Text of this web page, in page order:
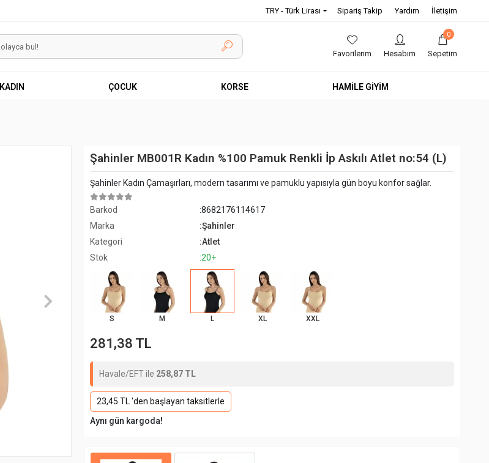
TRY - Türk Lirası Sipariş Takip Yardım İletişim
Favorilerim Hesabım
0
Sepetim
KADIN ÇOCUK KORSE HAMİLE GİYİM
Şahinler MB001R Kadın %100 Pamuk Renkli İp Askılı Atlet no:54 (L)
Şahinler Kadın Çamaşırları, modern tasarımı ve pamuklu yapısıyla gün boyu konfor sağlar.
Barkod
:8682176114617
Marka
:Şahinler
Kategori
:Atlet
Stok
:20+
S M L XL XXL
281,38 TL
Havale/EFT ile 258,87 TL
23,45 TL 'den başlayan taksitlerle
Aynı gün kargoda!